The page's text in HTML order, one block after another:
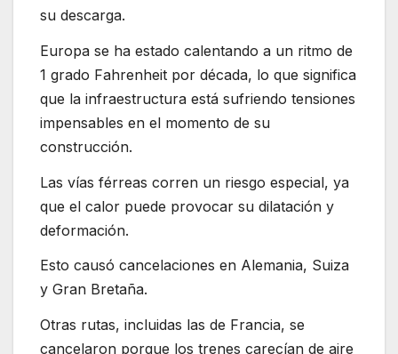
su descarga.
Europa se ha estado calentando a un ritmo de
1 grado Fahrenheit por década, lo que significa
que la infraestructura está sufriendo tensiones
impensables en el momento de su
construcción.
Las vías férreas corren un riesgo especial, ya
que el calor puede provocar su dilatación y
deformación.
Esto causó cancelaciones en Alemania, Suiza
y Gran Bretaña.
Otras rutas, incluidas las de Francia, se
cancelaron porque los trenes carecían de aire